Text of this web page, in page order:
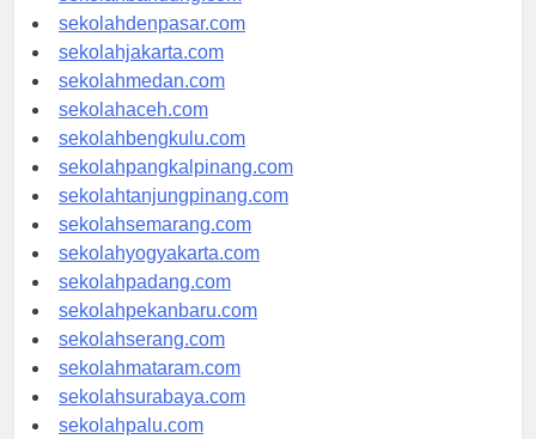
sekolahbandung.com
sekolahdenpasar.com
sekolahjakarta.com
sekolahmedan.com
sekolahaceh.com
sekolahbengkulu.com
sekolahpangkalpinang.com
sekolahtanjungpinang.com
sekolahsemarang.com
sekolahyogyakarta.com
sekolahpadang.com
sekolahpekanbaru.com
sekolahserang.com
sekolahmataram.com
sekolahsurabaya.com